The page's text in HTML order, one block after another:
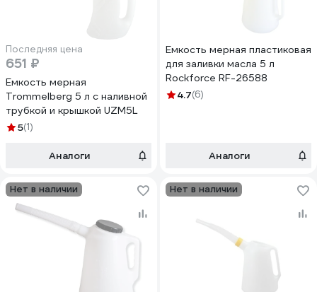
Последняя цена
651 ₽
Емкость мерная
Trommelberg 5 л с наливной
трубкой и крышкой UZM5L
5(1)
Аналоги
Емкость мерная пластиковая
для заливки масла 5 л
Rockforce RF-26588
4.7(6)
Аналоги
Нет в наличии Нет в наличии